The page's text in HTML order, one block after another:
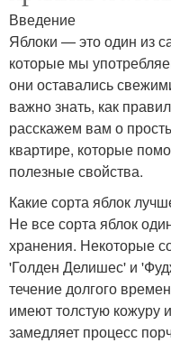
Введение
Яблоки — это один из
которые мы
они оставались
важно знать, как
расскажем вам о
квартире, которые
полезные свойства.
Какие сорта яблок
Не все сорта яблок
хранения. Некоторые
'Голден Делишес' и
течение долгого
имеют толстую кожуру
замедляет процесс